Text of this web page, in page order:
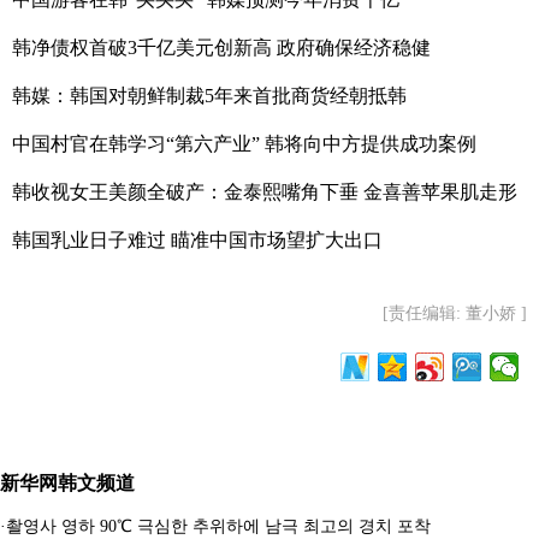
韩净债权首破3千亿美元创新高 政府确保经济稳健
韩媒：韩国对朝鲜制裁5年来首批商货经朝抵韩
中国村官在韩学习“第六产业” 韩将向中方提供成功案例
韩收视女王美颜全破产：金泰熙嘴角下垂 金喜善苹果肌走形
韩国乳业日子难过 瞄准中国市场望扩大出口
[责任编辑: 董小娇 ]
新华网韩文频道
· 촬영사 영하 90℃ 극심한 추위하에 남극 최고의 경치 포착